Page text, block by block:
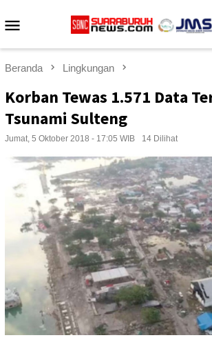
ke
Beranda Lingkungan
Korban Tewas 1.571 Data
Tsunami Sulteng
Jumat, 5 Oktober 2018 - 17:05 WIB 14 Dilihat